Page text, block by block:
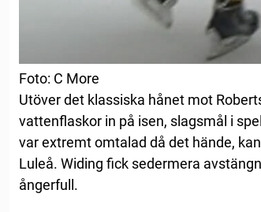
Foto: C More
Utöver det klassiska hånet mot
vattenflaskor in på isen, slagsmål i
var extremt omtalad då det hände,
Luleå. Widing fick sedermera
ångerfull.